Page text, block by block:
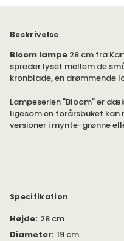
Beskrivelse
Bloom lampe 28 cm fra
spreder lyset mellem de
kronblade, en drømmende
Lampeserien "Bloom" er
ligesom en forårsbuket
versioner i mynte-grønne
Specifikation
Højde: 28 cm
Diameter: 19 cm